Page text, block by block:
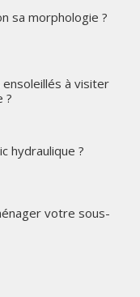
sa morphologie ?
à visiter
?
hydraulique ?
votre sous-